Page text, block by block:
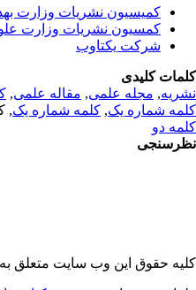
کمیسیون نشریات وزارت
کمسیون نشریات وزارت علوم
شرکت یکتاوب
کلیدی
,مجله علمی, مقاله علمی,
شماره یک,کلمه شماره یک,
دو
حقوق این وب سایت متعلق به